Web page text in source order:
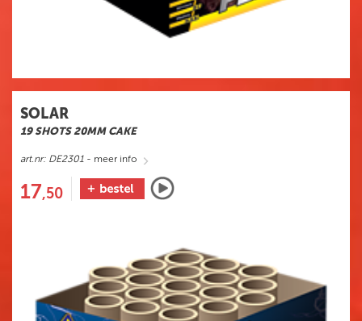
SOLAR
19 SHOTS 20MM CAKE
art.nr: DE2301 - meer info
17,50